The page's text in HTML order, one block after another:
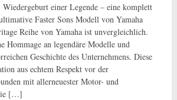
Wiedergeburt einer Legende – eine komplett
Faster Sons Modell von Yamaha
Reihe von Yamaha ist unvergleichlich.
Hommage an legendäre Modelle und
Geschichte des Unternehmens. Diese
aus echtem Respekt vor der
mit allerneuester Motor- und
[…]